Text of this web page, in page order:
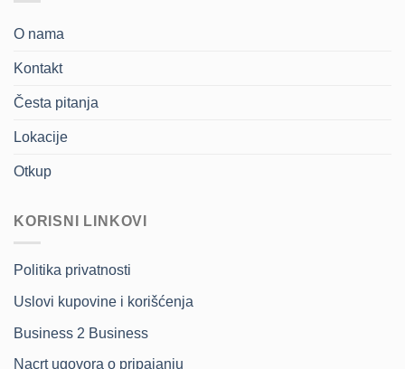
O nama
Kontakt
Česta pitanja
Lokacije
Otkup
KORISNI LINKOVI
Politika privatnosti
Uslovi kupovine i korišćenja
Business 2 Business
Nacrt ugovora o pripajanju